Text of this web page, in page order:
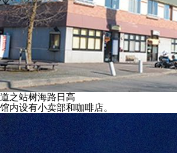
道之站树海路日高
馆内设有小卖部和咖啡店。